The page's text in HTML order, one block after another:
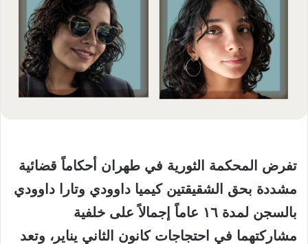
تفرض المحكمة الثورية في طهران أحكاماً قضائية
مشددة بحق الشقيقتين كيميا داوودي وتارا داوودي
بالسجن لمدة ١٦ عاماً إجمالاً على خلفية
مشاركتهما في احتجاجات كانون الثاني يناير، وتعد